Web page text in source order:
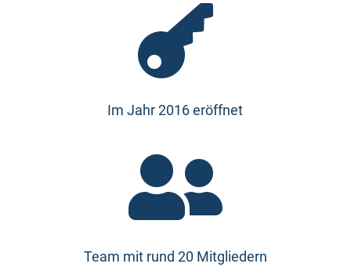

Im Jahr 2016 eröffnet

Team mit rund 20 Mitgliedern